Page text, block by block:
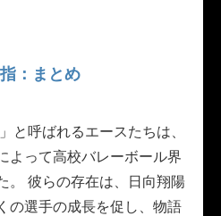
：まとめ
と呼ばれるエースたちは、
よって高校バレーボール界
。 彼らの存在は、日向翔陽
の選手の成長を促し、物語